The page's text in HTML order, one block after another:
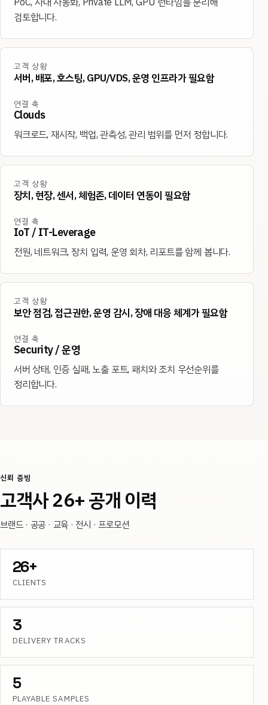
검토합니다.
고객 상황
서버, 배포, 호스팅, GPU/VDS, 운영 인프라가 필요함
연결 축
Clouds
워크로드, 재시작, 백업, 관측성, 관리 범위를 먼저 정합니다.
고객 상황
장치, 현장, 센서, 체험존, 데이터 연동이 필요함
연결 축
IoT / IT-Leverage
전원, 네트워크, 장치 입력, 운영 회차, 리포트를 함께 봅니다.
고객 상황
보안 점검, 접근권한, 운영 감시, 장애 대응 체계가 필요함
연결 축
Security / 운영
서버 상태, 인증 실패, 노출 포트, 패치와 조치 우선순위를
정리합니다.
신뢰 증빙
고객사 26+ 공개 이력
브랜드 · 공공 · 교육 · 전시 · 프로모션
26+
CLIENTS
3
DELIVERY TRACKS
5
PLAYABLE SAMPLES